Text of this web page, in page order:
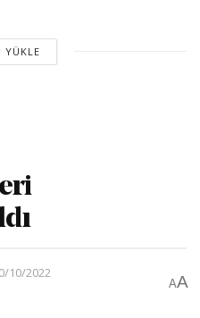
YÜKLE
10/2022
AA